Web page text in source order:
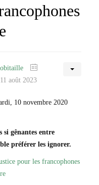
août 2023
10 novembre 2020
gênantes entre
préférer les ignorer.
pour les francophones